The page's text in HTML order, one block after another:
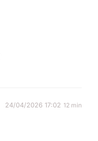
24/04/2026 17:02 12 min